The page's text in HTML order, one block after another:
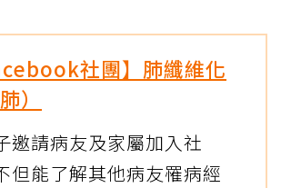
社團】肺纖維化
）
邀請病友及家屬加入社
但能了解其他病友罹病經